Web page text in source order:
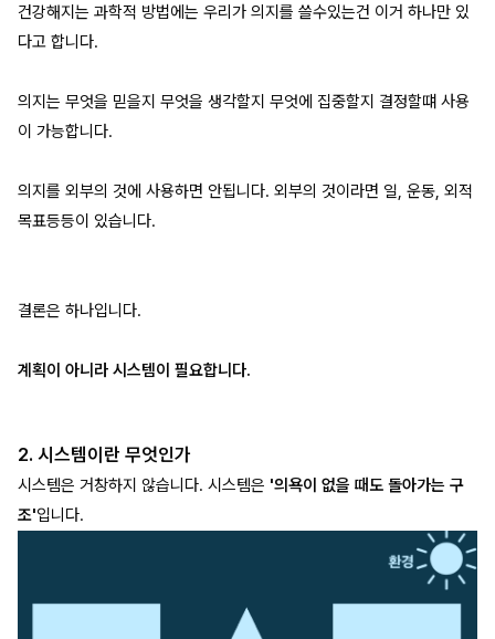
건강해지는 과학적 방법에는 우리가 의지를 쓸수있는건 이거 하나만 있
다고 합니다.
의지는 무엇을 믿을지 무엇을 생각할지 무엇에 집중할지 결정할떄 사용
이 가능합니다.
의지를 외부의 것에 사용하면 안됩니다. 외부의 것이라면 일, 운동, 외적
목표등등이 있습니다.
결론은 하나입니다.
계획이 아니라 시스템이 필요합니다.
2. 시스템이란 무엇인가
시스템은 거창하지 않습니다. 시스템은 '의욕이 없을 때도 돌아가는 구
조'입니다.